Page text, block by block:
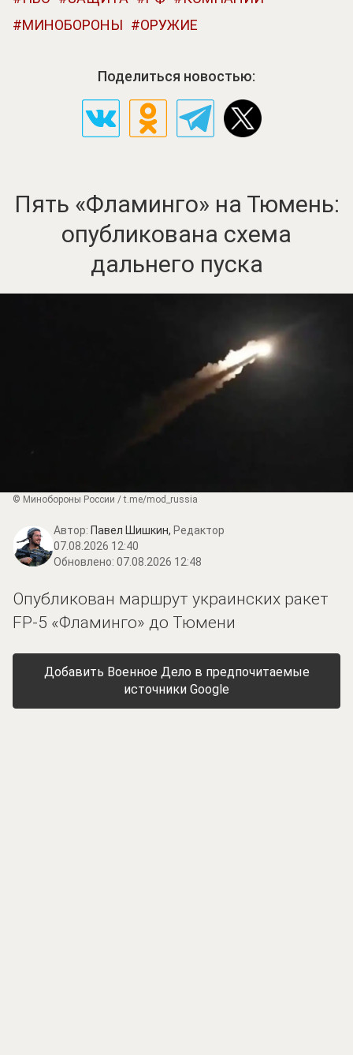
МИНОБОРОНЫ
ОРУЖИЕ
Поделиться новостью:
Пять «Фламинго» на Тюмень:
опубликована схема
дальнего пуска
© Минобороны России / t.me/mod_russia
Автор: Павел Шишкин, Редактор
07.08.2026 12:40
Обновлено: 07.08.2026 12:48
Опубликован маршрут украинских ракет
FP-5 «Фламинго» до Тюмени
Добавить Военное Дело в предпочитаемые
источники Google